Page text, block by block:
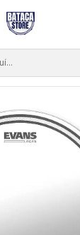
Marcas
Frosted Poroso